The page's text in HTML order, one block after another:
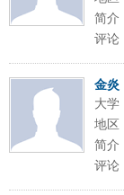
简介
评论
金炎
大学
地区
简介
评论